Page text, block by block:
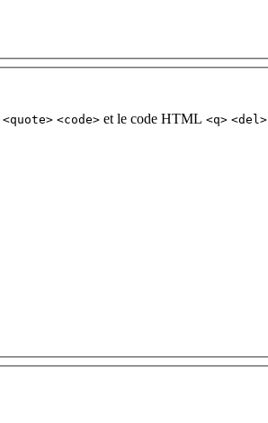
<quote> <code> et le code HTML <q> <del>